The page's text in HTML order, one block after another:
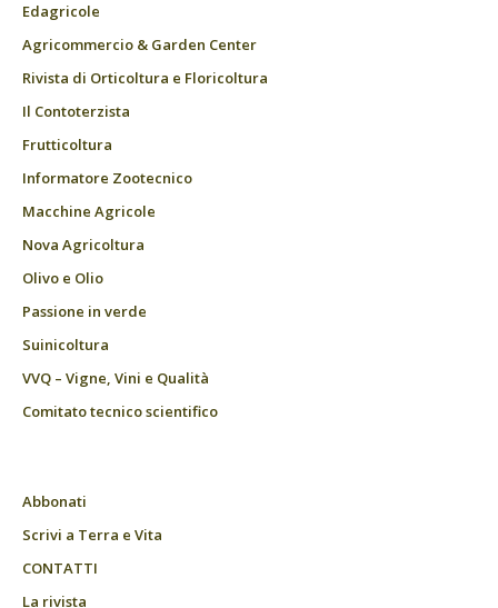
Edagricole
Agricommercio & Garden Center
Rivista di Orticoltura e Floricoltura
Il Contoterzista
Frutticoltura
Informatore Zootecnico
Macchine Agricole
Nova Agricoltura
Olivo e Olio
Passione in verde
Suinicoltura
VVQ – Vigne, Vini e Qualità
Comitato tecnico scientifico
Abbonati
Scrivi a Terra e Vita
CONTATTI
La rivista